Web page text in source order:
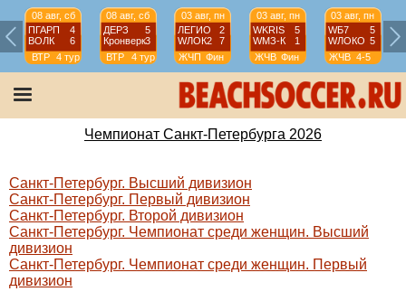
08 авг, сб
ПГАРП
4
ВОЛК
6
ВТР
4 тур
08 авг, сб
ДЕРЗ
5
Кронверк3
ВТР
4 тур
03 авг, пн
ЛЕГИО
2
WЛОК2
7
ЖЧП Фин
03 авг, пн
WKRIS
5
WМЗ-К
1
ЖЧВ Фин
03 авг, пн
WБ7
5
WЛОКО 5
ЖЧВ 4-5
Чемпионат Санкт-Петербурга 2026
Санкт-Петербург. Высший дивизион
Санкт-Петербург. Первый дивизион
Санкт-Петербург. Второй дивизион
Санкт-Петербург. Чемпионат среди женщин. Высший
дивизион
Санкт-Петербург. Чемпионат среди женщин. Первый
дивизион